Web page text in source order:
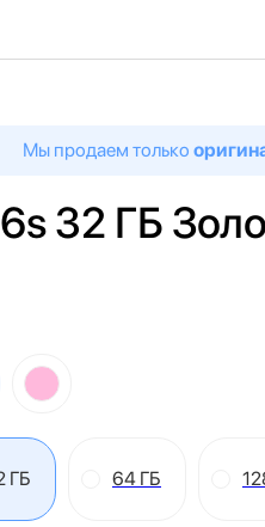
Мы продаем только
32 ГБ
ГБ 64 ГБ